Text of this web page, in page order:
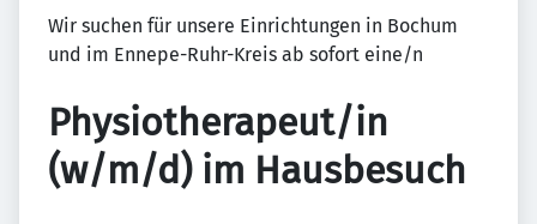
Wir suchen für unsere Einrichtungen in Bochum
und im Ennepe-Ruhr-Kreis ab sofort eine/n
Physiotherapeut/in
(w/m/d) im Hausbesuch